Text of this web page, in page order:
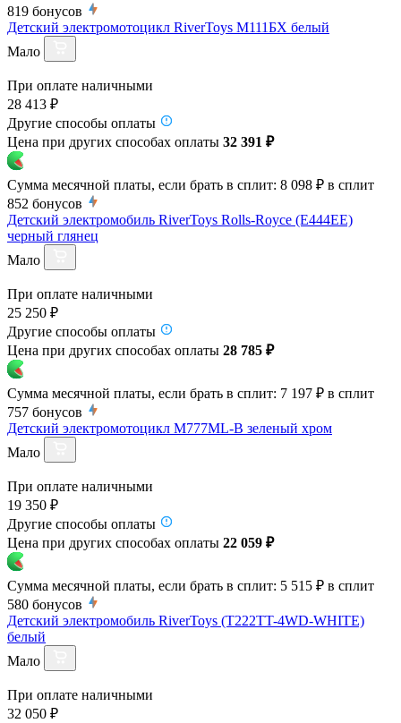
819 бонусов
Детский электромотоцикл RiverToys М111БХ белый
Мало
При оплате наличными
28 413 ₽
Другие способы оплаты
Цена при других способах оплаты 32 391 ₽
Сумма месячной платы, если брать в сплит: 8 098 ₽ в сплит
852 бонусов
Детский электромобиль RiverToys Rolls-Royce (E444EE)
черный глянец
Мало
При оплате наличными
25 250 ₽
Другие способы оплаты
Цена при других способах оплаты 28 785 ₽
Сумма месячной платы, если брать в сплит: 7 197 ₽ в сплит
757 бонусов
Детский электромотоцикл M777ML-B зеленый хром
Мало
При оплате наличными
19 350 ₽
Другие способы оплаты
Цена при других способах оплаты 22 059 ₽
Сумма месячной платы, если брать в сплит: 5 515 ₽ в сплит
580 бонусов
Детский электромобиль RiverToys (T222TT-4WD-WHITE)
белый
Мало
При оплате наличными
32 050 ₽